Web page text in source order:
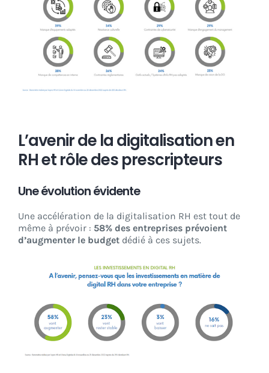
L’avenir de la digitalisation en
RH et rôle des prescripteurs
Une évolution évidente
Une accélération de la digitalisation RH est tout de
même à prévoir : 58% des entreprises prévoient
d’augmenter le budget dédié à ces sujets.